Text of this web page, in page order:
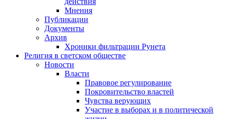
Мнения
Публикации
Документы
Архив
Хроники фильтрации Рунета
Религия в светском обществе
Новости
Власти
Правовое регулирование
Покровительство властей
Чувства верующих
Участие в выборах и в политической